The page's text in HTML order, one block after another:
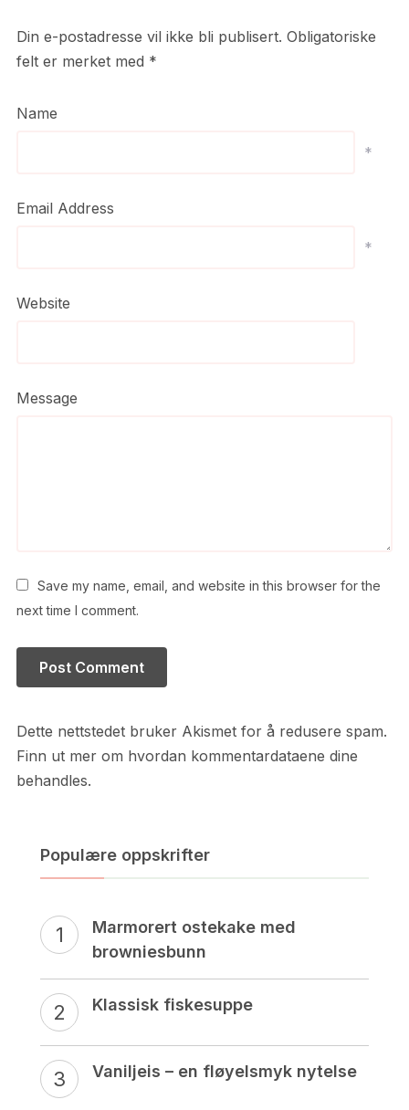
Din e-postadresse vil ikke bli publisert. Obligatoriske
felt er merket med *
Name
*
Email Address
*
Website
Message
Save my name, email, and website in this browser for the
next time I comment.
Dette nettstedet bruker Akismet for å redusere spam.
Finn ut mer om hvordan kommentardataene dine
behandles.
Populære oppskrifter
Marmorert ostekake med
browniesbunn
Klassisk fiskesuppe
Vaniljeis – en fløyelsmyk nytelse